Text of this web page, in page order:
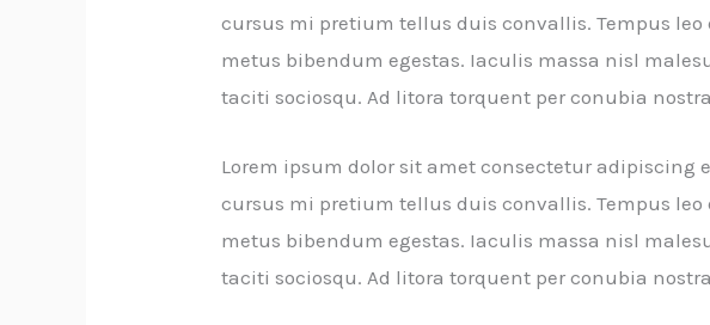
cursus mi pretium tellus duis convallis. Tempus
metus bibendum egestas. Iaculis massa nisl
taciti sociosqu. Ad litora torquent per conubia
Lorem ipsum dolor sit amet consectetur adipiscing
cursus mi pretium tellus duis convallis. Tempus
metus bibendum egestas. Iaculis massa nisl
taciti sociosqu. Ad litora torquent per conubia